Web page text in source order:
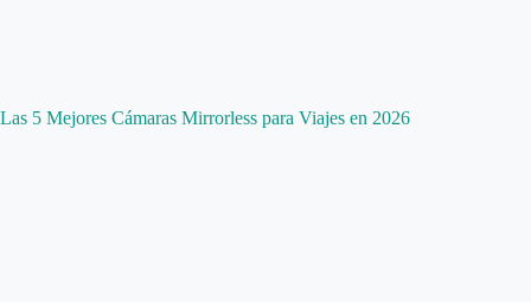
Las 5 Mejores Cámaras Mirrorless para Viajes en 2026